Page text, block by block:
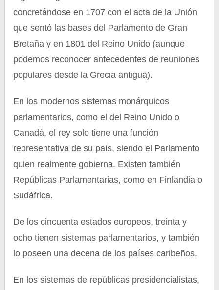
concretándose en 1707 con el acta de la Unión
que sentó las bases del Parlamento de Gran
Bretaña y en 1801 del Reino Unido (aunque
podemos reconocer antecedentes de reuniones
populares desde la Grecia antigua).
En los modernos sistemas monárquicos
parlamentarios, como el del Reino Unido o
Canadá, el rey solo tiene una función
representativa de su país, siendo el Parlamento
quien realmente gobierna. Existen también
Repúblicas Parlamentarias, como en Finlandia o
Sudáfrica.
De los cincuenta estados europeos, treinta y
ocho tienen sistemas parlamentarios, y también
lo poseen una decena de los países caribeños.
En los sistemas de repúblicas presidencialistas,